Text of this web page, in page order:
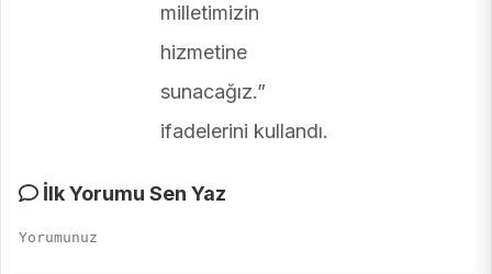
milletimizin
hizmetine
sunacağız.”
ifadelerini kullandı.
İlk Yorumu Sen Yaz